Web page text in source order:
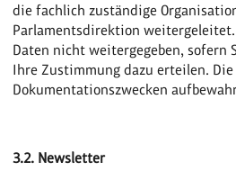
die fachlich zuständige
Parlamentsdirektion
Daten nicht weitergegeben, sofern
Ihre Zustimmung dazu erteilen.
Dokumentationszwecken
3.2. Newsletter